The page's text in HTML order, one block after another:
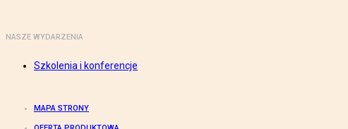
NASZE WYDARZENIA
Szkolenia i konferencje
MAPA STRONY